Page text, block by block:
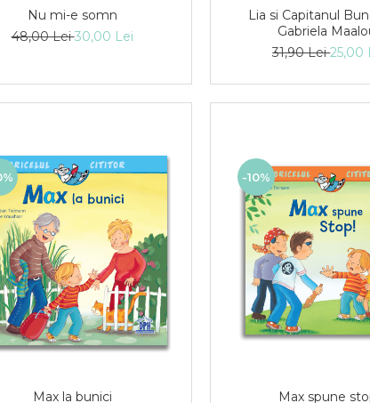
Nu mi-e somn
48,00 Lei30,00 Lei
Lia si Capitanul
Gabriela
31,90 Lei25,00
Max la bunici
-10%
Max spune